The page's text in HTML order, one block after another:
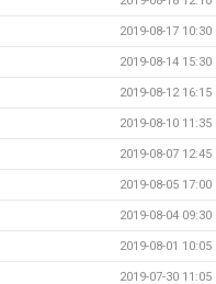
2019-08-17 10:30
2019-08-14 15:30
2019-08-12 16:15
2019-08-10 11:35
2019-08-07 12:45
2019-08-05 17:00
2019-08-04 09:30
2019-08-01 10:05
2019-07-30 11:05